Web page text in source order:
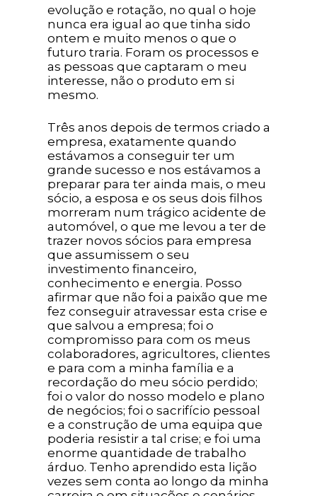
evolução e rotação, no qual o hoje
nunca era igual ao que tinha sido
ontem e muito menos o que o
futuro traria. Foram os processos e
as pessoas que captaram o meu
interesse, não o produto em si
mesmo.
Três anos depois de termos criado a
empresa, exatamente quando
estávamos a conseguir ter um
grande sucesso e nos estávamos a
preparar para ter ainda mais, o meu
sócio, a esposa e os seus dois filhos
morreram num trágico acidente de
automóvel, o que me levou a ter de
trazer novos sócios para empresa
que assumissem o seu
investimento financeiro,
conhecimento e energia. Posso
afirmar que não foi a paixão que me
fez conseguir atravessar esta crise e
que salvou a empresa; foi o
compromisso para com os meus
colaboradores, agricultores, clientes
e para com a minha família e a
recordação do meu sócio perdido;
foi o valor do nosso modelo e plano
de negócios; foi o sacrifício pessoal
e a construção de uma equipa que
poderia resistir a tal crise; e foi uma
enorme quantidade de trabalho
árduo. Tenho aprendido esta lição
vezes sem conta ao longo da minha